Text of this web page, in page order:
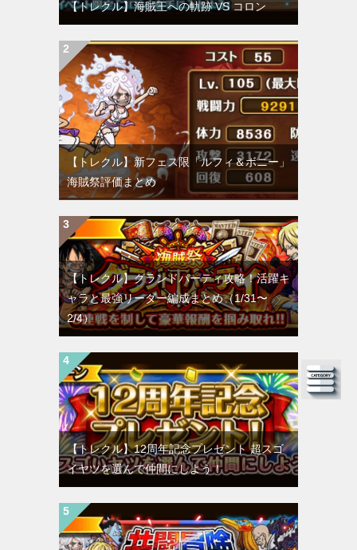
【トレクル】海賊王への軌跡 VS コロン
【トレクル】新フェス限「ルフィ＆ボニー」
海賊祭評価まとめ
【トレクル】グランドパーティ攻略！活躍キ
ャラと最強リーダー編成まとめ（1/31〜
2/4）
【トレクル】12周年記念プレゼント 超スゴ
イヤツを選んで仲間にしよう！